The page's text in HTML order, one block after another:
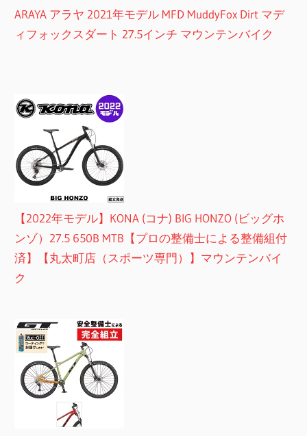
ARAYA アラヤ 2021年モデル MFD MuddyFox Dirt マデ
ィフォックスダート 27.5インチ マウンテンバイク
【2022年モデル】KONA (コナ) BIG HONZO (ビッグホ
ンゾ）27.5 650B MTB【プロの整備士による整備組付
済】【丸太町店（スポーツ専門）】マウンテンバイ
ク